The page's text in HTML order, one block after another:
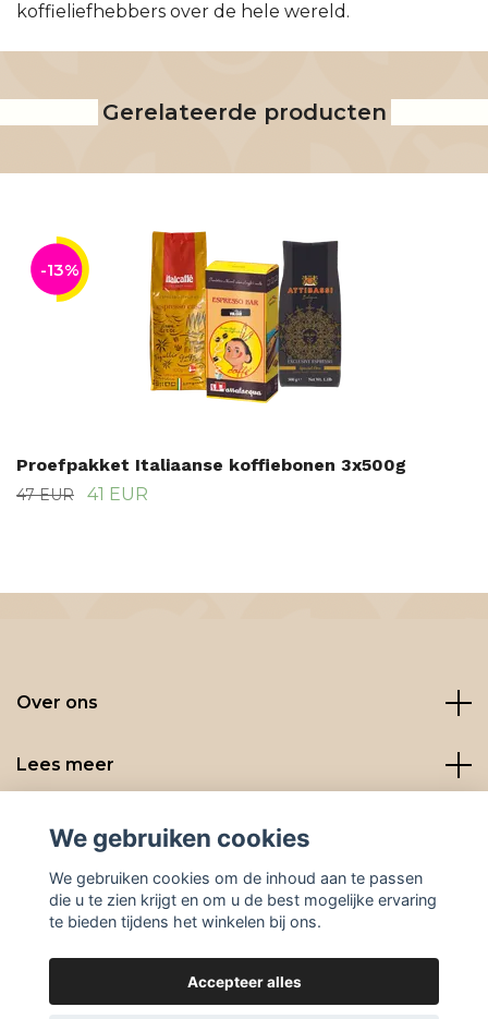
koffieliefhebbers over de hele wereld.
Gerelateerde producten
-13%
Proefpakket Italiaanse koffiebonen 3x500g
47 EUR 41 EUR
Over ons
Lees meer
Social media
We gebruiken cookies
We gebruiken cookies om de inhoud aan te passen
die u te zien krijgt en om u de best mogelijke ervaring
te bieden tijdens het winkelen bij ons.
Accepteer alles